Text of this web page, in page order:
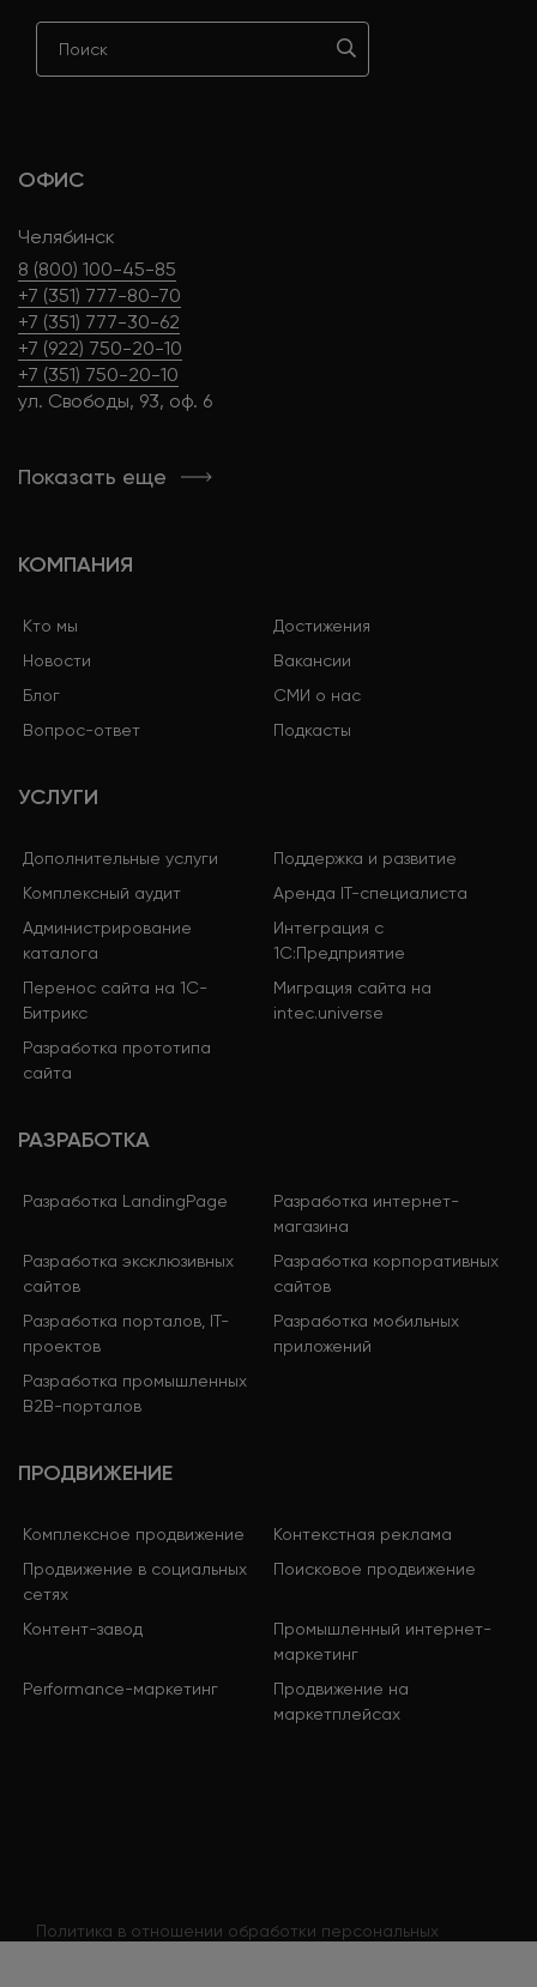
ОФИС
Челябинск
8 (800) 100-45-85
+7 (351) 777-80-70
+7 (351) 777-30-62
+7 (922) 750-20-10
+7 (351) 750-20-10
ул. Свободы, 93, оф. 6
Показать еще
КОМПАНИЯ
Кто мы
Достижения
Новости
Вакансии
Блог
СМИ о нас
Вопрос-ответ
Подкасты
УСЛУГИ
Дополнительные услуги
Поддержка и развитие
Комплексный аудит
Аренда IT-специалиста
Администрирование
каталога
Интеграция с
1С:Предприятие
Перенос сайта на 1С-
Битрикс
Миграция сайта на
intec.universe
Разработка прототипа
сайта
РАЗРАБОТКА
Разработка LandingPage
Разработка интернет-
магазина
Разработка эксклюзивных
сайтов
Разработка корпоративных
сайтов
Разработка порталов, IT-
проектов
Разработка мобильных
приложений
Разработка промышленных
B2B-порталов
ПРОДВИЖЕНИЕ
Комплексное продвижение
Контекстная реклама
Продвижение в социальных
сетях
Поисковое продвижение
Контент-завод
Промышленный интернет-
маркетинг
Performance-маркетинг
Продвижение на
маркетплейсах
Политика в отношении обработки персональных